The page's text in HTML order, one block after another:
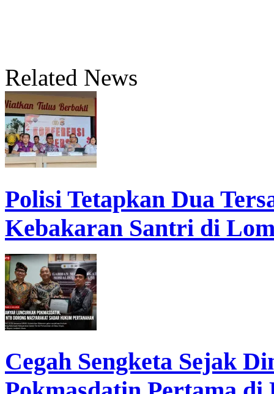
Related News
Polisi Tetapkan Dua
Kebakaran Santri di
Cegah Sengketa Sejak